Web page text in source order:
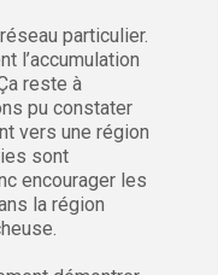
particulier.
l’accumulation
reste à
pu constater
vers une région
sont
encourager les
la région